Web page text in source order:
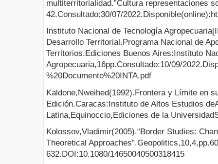
multiterritorialidad.”Cultura representaciones
42.Consultado:30/07/
Instituto Nacional de Tecnología
Desarrollo Territorial.Programa Nacional de
Territorios.Ediciones Buenos Aires:Instituto
Agropecuaria,16pp.Consultado:10/09/
%20Documento%20INTA.pdf
Kaldone,Nweihed(1992).Frontera y Límite en
Edición.Caracas:Instituto de Altos Estudios
Latina,Equinoccio,Ediciones de la
Kolossov,Vladimir(2005).“Border Studies:
Theoretical
632.DOI:10.1080/14650040500318415